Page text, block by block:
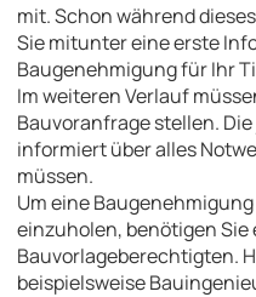
mit. Schon während
Sie mitunter eine erste
Baugenehmigung für Ihr
Im weiteren Verlauf
Bauvoranfrage stellen.
informiert über alles
müssen.
Um eine
einzuholen, benötigen Sie
Bauvorlageberechtigten.
beispielsweise